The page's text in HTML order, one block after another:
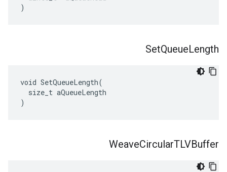
)
SetQueueLength
void SetQueueLength(
  size_t aQueueLength
)
WeaveCircularTLVBuffer